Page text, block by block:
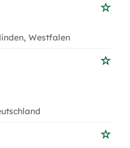
Westfalen